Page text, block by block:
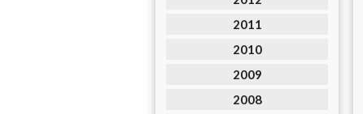
2011
2010
2009
2008